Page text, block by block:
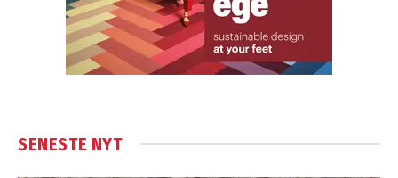
SENESTE NYT